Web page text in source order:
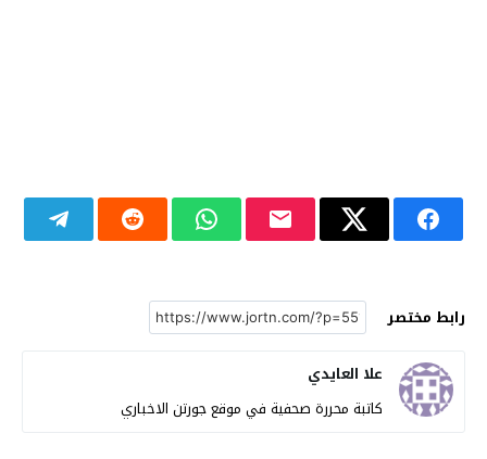
رابط مختصر
علا العايدي
كاتبة محررة صحفية في موقع جورتن الاخباري